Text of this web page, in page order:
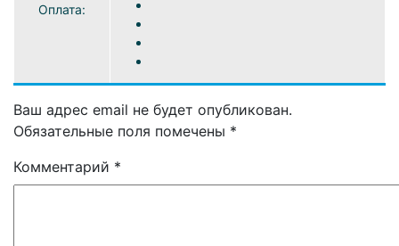
Оплата:
Ваш адрес email не будет опубликован.
Обязательные поля помечены *
Комментарий *